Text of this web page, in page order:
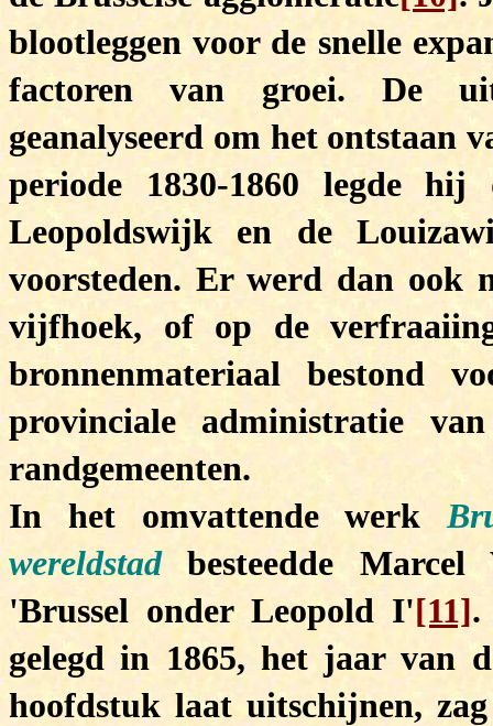
blootleggen voor de snelle
factoren van groei. De
geanalyseerd om het ontstaan
periode 1830-1860 legde
Leopoldswijk en de
voorsteden. Er werd dan ook
vijfhoek, of op de
bronnenmateriaal bestond
provinciale administratie
randgemeenten.
In het omvattende werk
wereldstadbesteedde
'Brussel onder Leopold I'[11].
gelegd in 1865, het jaar van
hoofdstuk laat uitschijnen,